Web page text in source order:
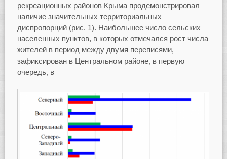
рекреационных районов Крыма продемонстрировал
наличие значительных территориальных
диспропорций (рис. 1). Наибольшее число сельских
населенных пунктов, в которых отмечался рост числа
жителей в период между двумя переписями,
зафиксирован в Центральном районе, в первую
очередь, в